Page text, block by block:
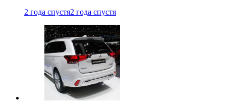
2 года спустя2 года спустя